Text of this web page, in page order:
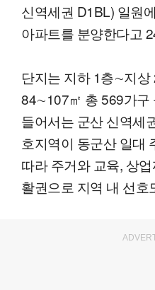
신역세권 D1BL) 일원
아파트를 분양한다고
단지는 지하 1층∼지상
84∼107㎡ 총 569가구
들어서는 군산 신역세
호지역이 동군산 일대
따라 주거와 교육, 상
활권으로 지역 내 선